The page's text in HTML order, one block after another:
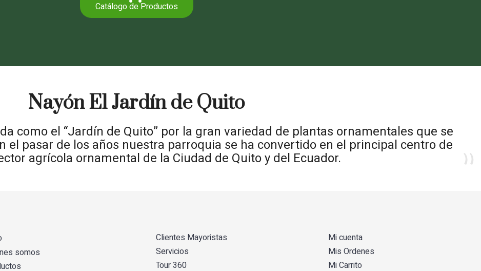
Catálogo de Productos
Nayón El Jardín de Quito
como el “Jardín de Quito” por la gran variedad de plantas ornamentales que se
el pasar de los años nuestra parroquia se ha convertido en el principal centro de
agrícola ornamental de la Ciudad de Quito y del Ecuador.
somos
Clientes Mayoristas
Servicios
Tour 360
Mi cuenta
Mis Ordenes
Mi Carrito